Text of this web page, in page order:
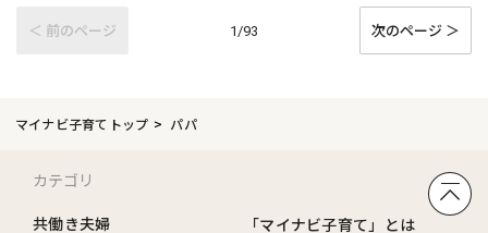
＜ 前のページ 1/93 次のページ ＞
マイナビ子育てトップ パパ
カテゴリ
共働き夫婦
「マイナビ子育て」とは